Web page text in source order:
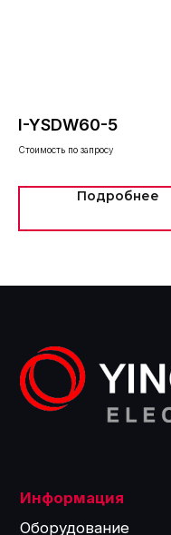
I-YSDW60-5
Стоимость по запросу
Подробнее
ООО «Интелис»является
Политика обработки